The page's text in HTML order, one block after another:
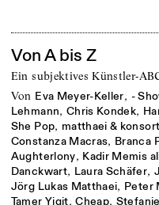
Von A bis Z
Ein subjektives Künstler-
von Eva Meyer-Keller, -
Lehmann, Chris Kondek,
She Pop, matthaei &
Constanza Macras, Branca
Aughterlony, Kadir Memis
Danckwart, Laura Schäfer,
Jörg Lukas Matthaei, Peter
Tamer Yigit,Cheap,